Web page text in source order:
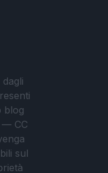
blog
— CC
sul